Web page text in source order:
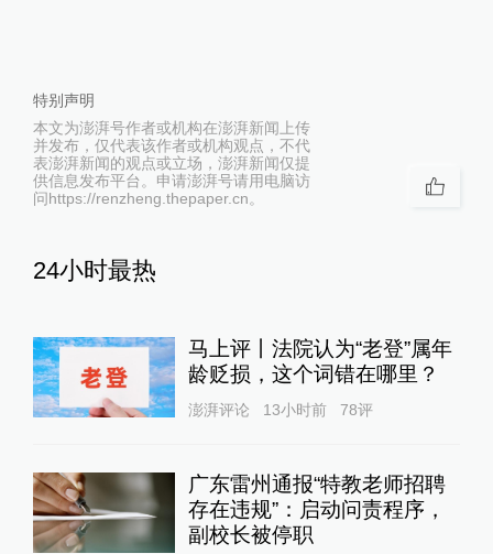
特别声明
本文为澎湃号作者或机构在澎湃新闻上传
并发布，仅代表该作者或机构观点，不代
表澎湃新闻的观点或立场，澎湃新闻仅提
供信息发布平台。申请澎湃号请用电脑访
问https://renzheng.thepaper.cn。
24小时最热
马上评丨法院认为“老登”属年
龄贬损，这个词错在哪里？
澎湃评论 13小时前 78评
广东雷州通报“特教老师招聘
存在违规”：启动问责程序，
副校长被停职